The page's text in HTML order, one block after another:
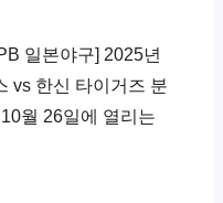
일본야구] 2025년
vs 한신 타이거즈 분
월 26일에 열리는